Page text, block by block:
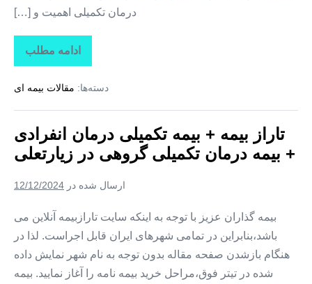
درمان تکمیلی اهمیت و […]
ادامه مطلب
تاراز
بیمه
بیمه
درمان
+
بیمه
درمان
تکمیلی
در
دسته‌ها: مقالات بیمه ای
تاراز بیمه + بیمه تکمیلی درمان انفرادی
+ بیمه درمان تکمیلی گروهی در زیارتعلی
ارسال شده در 12/12/2024
بیمه گذاران عزیز با توجه به اینکه سایت تارازبیمه آنلاین می
باشد،بنابراین در تمامی شهرهای ایران قابل اجراست. لذا در
هنگام بازشدن صفحه مقاله بدون توجه به نام شهر نمایش داده
شده در تیتر فوق،مراحل خرید بیمه نامه را آغاز نمایید. بیمه